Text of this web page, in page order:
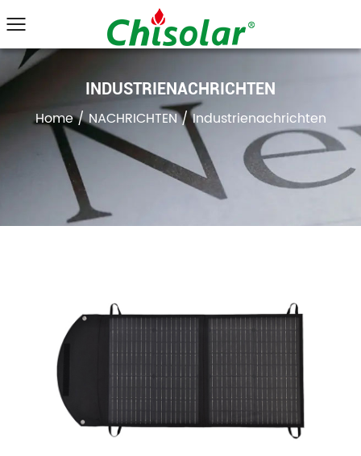
INDUSTRIENACHRICHTEN
Home/NACHRICHTEN/Industrienachrichten